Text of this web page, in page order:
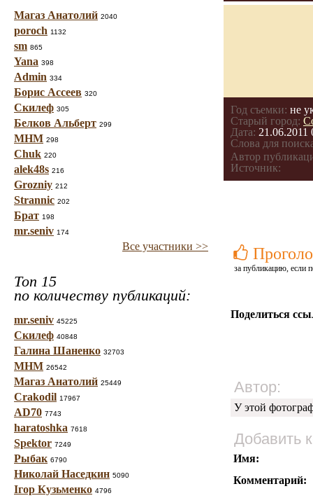
Магаз Анатолий 2040
poroch 1132
sm 865
Yana 398
Admin 334
Борис Ассеев 320
Скилеф 305
Белков Альберт 299
МНМ 298
Chuk 220
alek48s 216
Grozniy 212
Strannic 202
Брат 198
mr.seniv 174
Все участники >>
Топ 15
по количеству публикаций:
mr.seniv 45225
Скилеф 40848
Галина Шаненко 32703
МНМ 26542
Магаз Анатолий 25449
Crakodil 17967
AD70 7743
haratoshka 7618
Spektor 7249
Рыбак 6790
Николай Наседкин 5090
Ігор Кузьменко 4796
Год съемки: не
Старый город:
Дата: 21.06.2011
Слова для
Автор
Источник:
за публикацию, если
Поделиться
Автор:
У этой
Добавить
Имя:
Комментарий: